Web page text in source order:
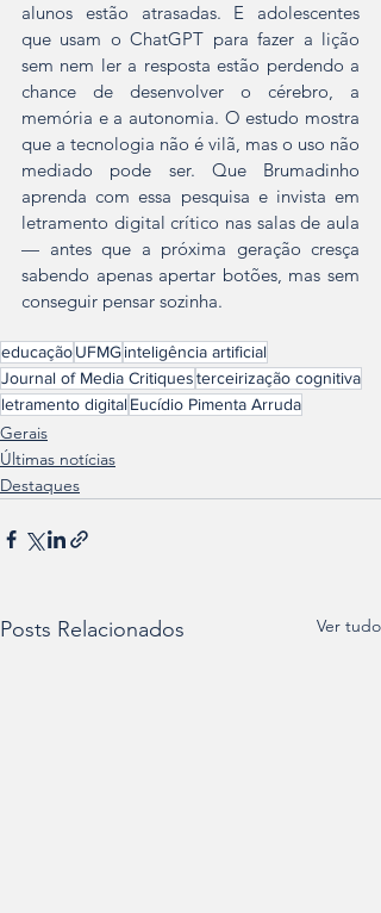
alunos estão atrasadas. E adolescentes
que usam o ChatGPT para fazer a lição
sem nem ler a resposta estão perdendo a
chance de desenvolver o cérebro, a
memória e a autonomia. O estudo mostra
que a tecnologia não é vilã, mas o uso não
mediado pode ser. Que Brumadinho
aprenda com essa pesquisa e invista em
letramento digital crítico nas salas de aula
— antes que a próxima geração cresça
sabendo apenas apertar botões, mas sem
conseguir pensar sozinha.
educaçãoUFMGinteligência artificial
Journal of Media Critiquesterceirização cognitiva
letramento digital Eucídio Pimenta Arruda
Gerais
Últimas notícias
Destaques
Posts Relacionados Ver tudo